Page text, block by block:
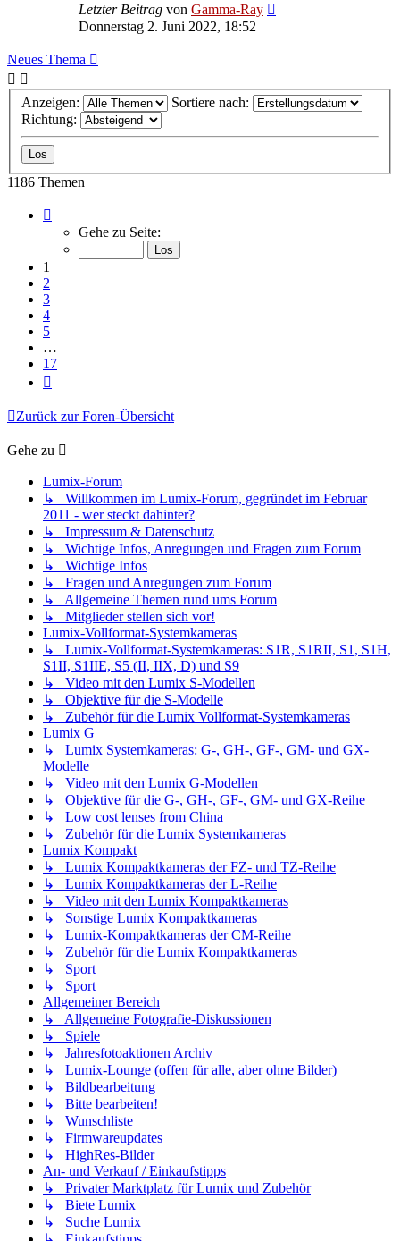
Letzter Beitrag von Gamma-Ray
Donnerstag 2. Juni 2022, 18:52
Neues Thema
Anzeigen:
Sortiere nach:
Richtung:
1186 Themen
von
Gehe zu Seite:
1
2
3
4
5
…
17
Zurück zur Foren-Übersicht
Gehe zu
Lumix-Forum
↳ Willkommen im Lumix-Forum, gegründet im Februar
2011 - wer steckt dahinter?
↳ Impressum & Datenschutz
↳ Wichtige Infos, Anregungen und Fragen zum Forum
↳ Wichtige Infos
↳ Fragen und Anregungen zum Forum
↳ Allgemeine Themen rund ums Forum
↳ Mitglieder stellen sich vor!
Lumix-Vollformat-Systemkameras
↳ Lumix-Vollformat-Systemkameras: S1R, S1RII, S1, S1H,
S1II, S1IIE, S5 (II, IIX, D) und S9
↳ Video mit den Lumix S-Modellen
↳ Objektive für die S-Modelle
↳ Zubehör für die Lumix Vollformat-Systemkameras
Lumix G
↳ Lumix Systemkameras: G-, GH-, GF-, GM- und GX-
Modelle
↳ Video mit den Lumix G-Modellen
↳ Objektive für die G-, GH-, GF-, GM- und GX-Reihe
↳ Low cost lenses from China
↳ Zubehör für die Lumix Systemkameras
Lumix Kompakt
↳ Lumix Kompaktkameras der FZ- und TZ-Reihe
↳ Lumix Kompaktkameras der L-Reihe
↳ Video mit den Lumix Kompaktkameras
↳ Sonstige Lumix Kompaktkameras
↳ Lumix-Kompaktkameras der CM-Reihe
↳ Zubehör für die Lumix Kompaktkameras
↳ Sport
↳ Sport
Allgemeiner Bereich
↳ Allgemeine Fotografie-Diskussionen
↳ Spiele
↳ Jahresfotoaktionen Archiv
↳ Lumix-Lounge (offen für alle, aber ohne Bilder)
↳ Bildbearbeitung
↳ Bitte bearbeiten!
↳ Wunschliste
↳ Firmwareupdates
↳ HighRes-Bilder
An- und Verkauf / Einkaufstipps
↳ Privater Marktplatz für Lumix und Zubehör
↳ Biete Lumix
↳ Suche Lumix